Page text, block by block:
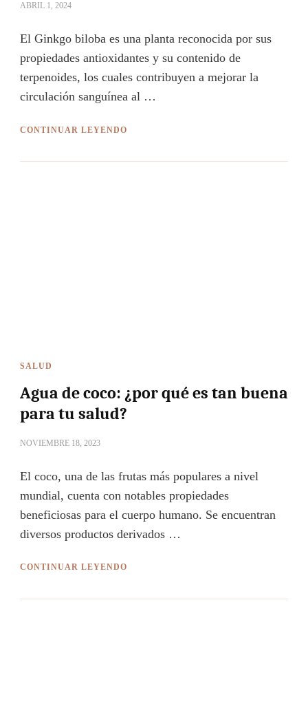
ABRIL 1, 2024
El Ginkgo biloba es una planta reconocida por sus
propiedades antioxidantes y su contenido de
terpenoides, los cuales contribuyen a mejorar la
circulación sanguínea al …
CONTINUAR LEYENDO
SALUD
Agua de coco: ¿por qué es tan buena
para tu salud?
NOVIEMBRE 18, 2023
El coco, una de las frutas más populares a nivel
mundial, cuenta con notables propiedades
beneficiosas para el cuerpo humano. Se encuentran
diversos productos derivados …
CONTINUAR LEYENDO